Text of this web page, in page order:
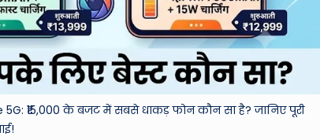
&
M
o
vi
₹15,000 के बजट में सबसे धाकड़ फोन कौन सा है? जानिए पूरी